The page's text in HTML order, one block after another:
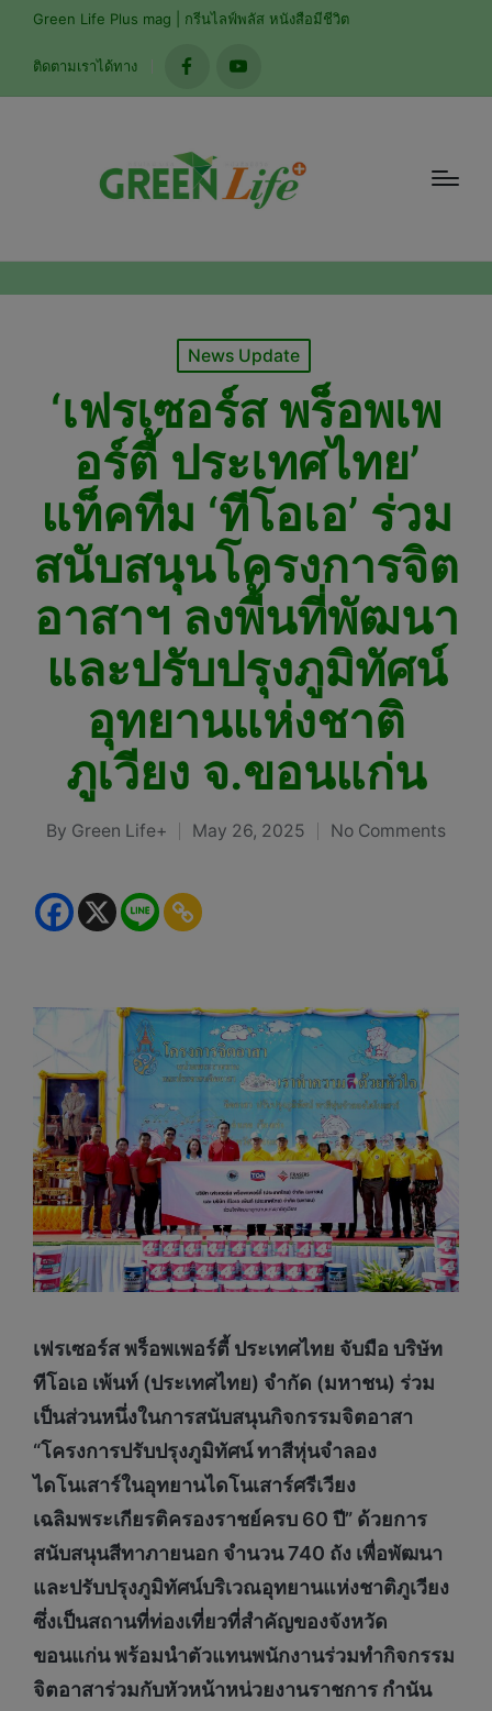
Green Life Plus mag | กรีนไลฟ์พลัส หนังสือมีชีวิต
ติดตามเราได้ทาง
facebookyoutube
Posted
News Update
‘เฟรเซอร์ส พร็อพเพ
อร์ตี้ ประเทศไทย’
แท็คทีม ‘ทีโอเอ’ ร่วม
สนับสนุนโครงการจิต
อาสาฯ ลงพื้นที่พัฒนา
และปรับปรุงภูมิทัศน์
อุทยานแห่งชาติ
ภูเวียง จ.ขอนแก่น
Posted
By Green Life+ May 26, 2025 No Comments
เฟรเซอร์ส พร็อพเพอร์ตี้ ประเทศไทย จับมือ บริษัท
ทีโอเอ เพ้นท์ (ประเทศไทย) จํากัด (มหาชน) ร่วม
เป็นส่วนหนึ่งในการสนับสนุนกิจกรรมจิตอาสา
“โครงการปรับปรุงภูมิทัศน์ ทาสีหุ่นจำลอง
ไดโนเสาร์ในอุทยานไดโนเสาร์ศรีเวียง
เฉลิมพระเกียรติครองราชย์ครบ 60 ปี” ด้วยการ
สนับสนุนสีทาภายนอก จำนวน 740 ถัง เพื่อพัฒนา
และปรับปรุงภูมิทัศน์บริเวณอุทยานแห่งชาติภูเวียง
ซึ่งเป็นสถานที่ท่องเที่ยวที่สำคัญของจังหวัด
ขอนแก่น พร้อมนำตัวแทนพนักงานร่วมทำกิจกรรม
จิตอาสาร่วมกับหัวหน้าหน่วยงานราชการ กำนัน
modal-check